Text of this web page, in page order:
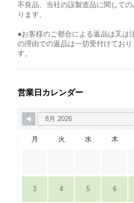
不良品、当社の誤製造品に関して
ります。
●お客様のご都合による返品は又は
の理由での返品は一切受付けてお
す。
営業日カレンダー
月 火 水 木
3 4 5 6